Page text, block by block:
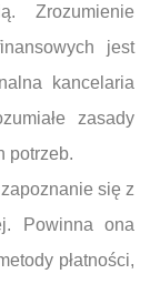
Zrozumienie
jest
kancelaria
zasady
potrzeb.
się z
Powinna ona
płatności,